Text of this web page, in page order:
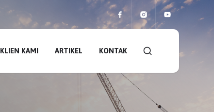
KLIEN KAMI ARTIKEL KONTAK